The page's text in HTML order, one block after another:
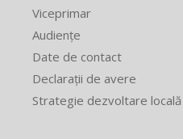
Viceprimar
Audiențe
Date de contact
Declarații de avere
Strategie dezvoltare locală